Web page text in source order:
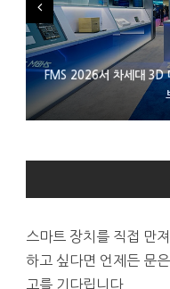
FMS 2026서 차세대 3D
에이수스 구글
XBOX 25주년 맞아
스마트 장치를 직접 만
하고 싶다면 언제든 문
고를 기다립니다.